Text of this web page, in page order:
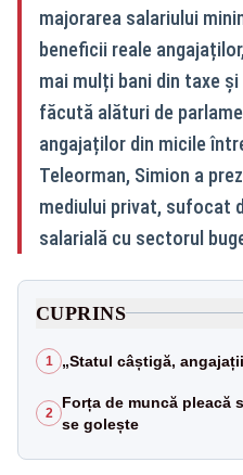
majorarea salariului
beneficii reale
mai mulți bani din taxe
făcută alături de
angajaților din micile
Teleorman, Simion a
mediului privat, sufocat
salarială cu sectorul
CUPRINS
1 „Statul câștigă,
2
Forța de muncă pleacă
se golește